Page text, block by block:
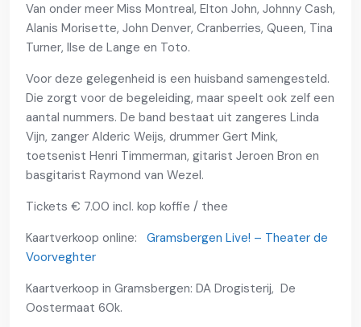
Van onder meer Miss Montreal, Elton John, Johnny Cash,
Alanis Morisette, John Denver, Cranberries, Queen, Tina
Turner, Ilse de Lange en Toto.
Voor deze gelegenheid is een huisband samengesteld.
Die zorgt voor de begeleiding, maar speelt ook zelf een
aantal nummers. De band bestaat uit zangeres Linda
Vijn, zanger Alderic Weijs, drummer Gert Mink,
toetsenist Henri Timmerman, gitarist Jeroen Bron en
basgitarist Raymond van Wezel.
Tickets € 7.00 incl. kop koffie / thee
Kaartverkoop online: Gramsbergen Live! – Theater de
Voorveghter
Kaartverkoop in Gramsbergen: DA Drogisterij, De
Oostermaat 60k.